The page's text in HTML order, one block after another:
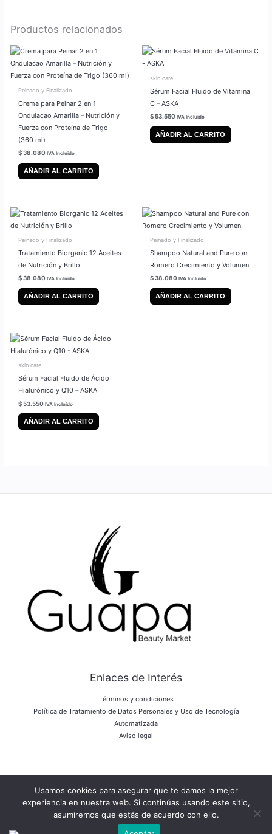
Productos relacionados
Peinado y Finalizado
Crema para Peinar 2 en 1
Ondulacao Amarilla – Nutrición y
Fuerza con Proteína de Trigo
(360 ml)
$38.080 IVA Incluido
AÑADIR AL CARRITO
skin care
Sérum Facial Fluido de Vitamina
C – ASKA
$53.550 IVA Incluido
AÑADIR AL CARRITO
Peinado y Finalizado
Tratamiento Biorganic 12 Aceites
de Nutrición y Brillo
$38.080 IVA Incluido
AÑADIR AL CARRITO
Peinado y Finalizado
Shampoo Natural and Pure con
Romero Crecimiento y Volumen
$38.080 IVA Incluido
AÑADIR AL CARRITO
skin care
Sérum Facial Fluido de Ácido
Hialurónico y Q10 – ASKA
$53.550 IVA Incluido
AÑADIR AL CARRITO
Enlaces de Interés
Términos y condiciones
Política de Tratamiento de Datos Personales y Uso de Tecnología
Automatizada
Aviso legal
Copyright © 2026 Bulk Company
Powered by Bulk Company
Usamos cookies para asegurar que te damos la mejor
experiencia en nuestra web. Si continúas usando este sitio,
asumiremos que estás de acuerdo con ello.